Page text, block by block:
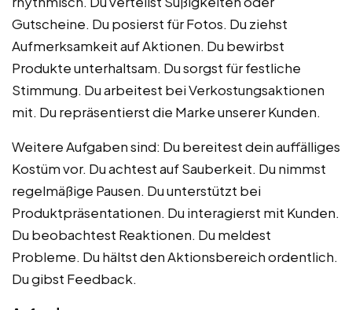
Gutscheine. Du posierst für Fotos. Du ziehst
Aufmerksamkeit auf Aktionen. Du bewirbst
Produkte unterhaltsam. Du sorgst für festliche
Stimmung. Du arbeitest bei Verkostungsaktionen
mit. Du repräsentierst die Marke unserer Kunden.
Weitere Aufgaben sind: Du bereitest dein auffälliges
Kostüm vor. Du achtest auf Sauberkeit. Du nimmst
regelmäßige Pausen. Du unterstützt bei
Produktpräsentationen. Du interagierst mit Kunden.
Du beobachtest Reaktionen. Du meldest
Probleme. Du hältst den Aktionsbereich ordentlich.
Du gibst Feedback.